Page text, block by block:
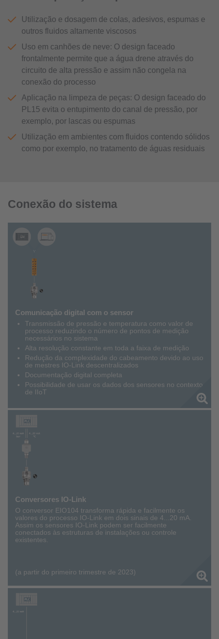
Utilização e dosagem de colas, adesivos, espumas e
outros fluidos altamente viscosos
Uso em canhões de neve: O design faceado
frontalmente permite que a água drene através do
circuito de alta pressão e assim não congela na
conexão do processo
Aplicação na limpeza de peças: O design faceado do
PL15 evita o entupimento do canal de pressão, por
exemplo, por lascas ou espumas
Utilização em ambientes com fluidos contendo sólidos
como por exemplo, no tratamento de águas residuais
Conexão do sistema